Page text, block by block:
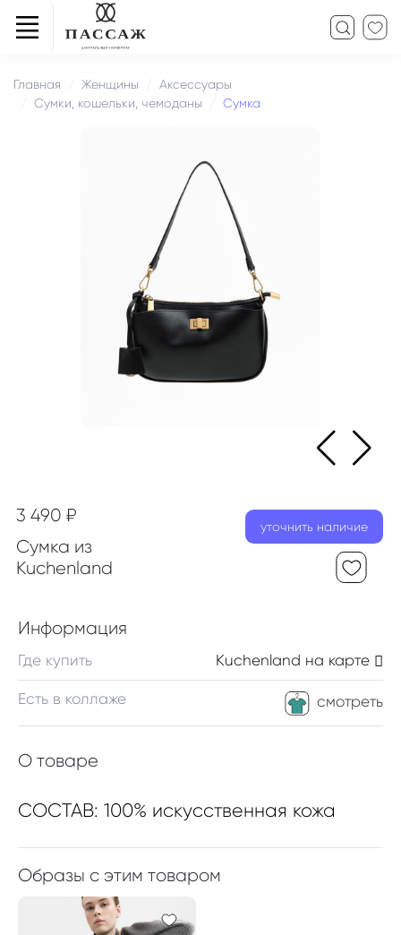
Главная Женщины
Аксессуары
Сумки, кошельки, чемоданы
Сумка
3 490 ₽
Сумка из
Kuchenland
уточнить наличие
Информация
Kuchenland на карте
Где купить
смотреть
Есть в коллаже
О товаре
СОСТАВ: 100% искусственная кожа
Образы с этим товаром